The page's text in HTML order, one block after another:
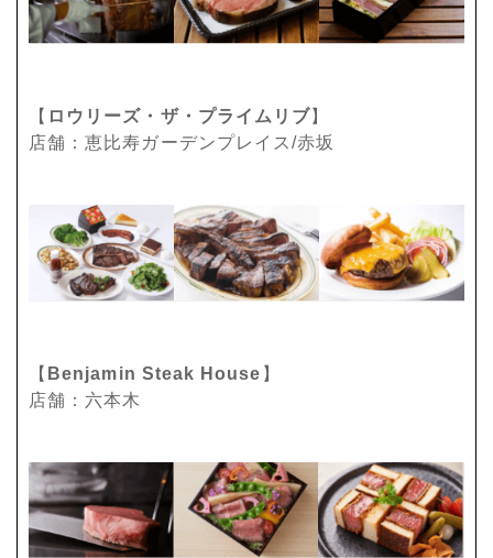
【 ロウリーズ・ザ・プライムリブ】
店舗：恵比寿ガーデンプレイス/赤坂
【 Benjamin Steak House 】
店舗：六本木